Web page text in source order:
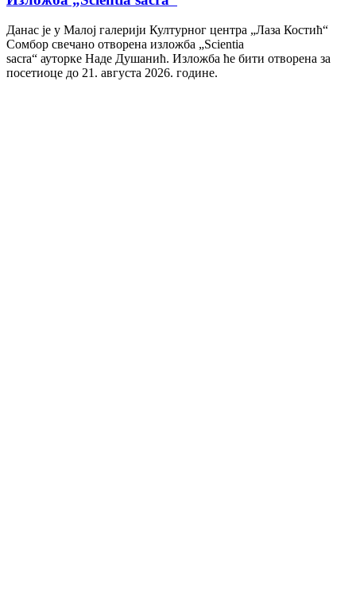
Данас је у Малој галерији Културног центра „Лаза Костић“
Сомбор свечано отворена изложба „Scientia
sacra“ ауторке Наде Душанић. Изложба ће бити отворена за
посетиоце до 21. августа 2026. године.